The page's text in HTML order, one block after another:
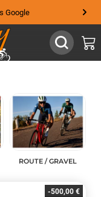
ROUTE / GRAVEL
-500,00 €